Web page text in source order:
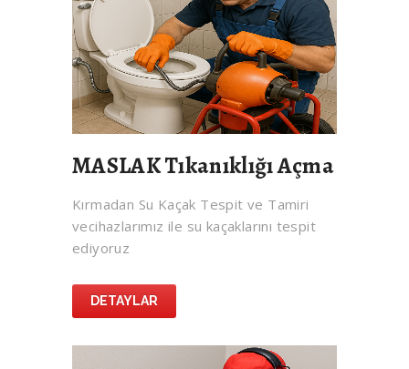
MASLAK Tıkanıklığı Açma
Kırmadan Su Kaçak Tespit ve Tamiri
vecihazlarımız ile su kaçaklarını tespit
ediyoruz
DETAYLAR